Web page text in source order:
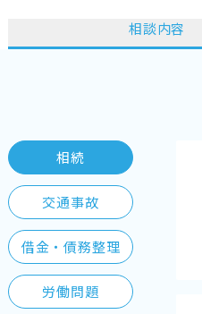
相談内容
相続
交通事故
借金・債務整理
労働問題